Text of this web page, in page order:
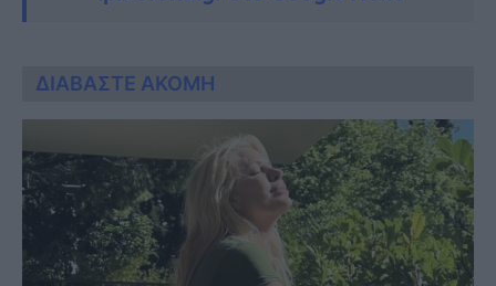
ΔΙΑΒΑΣΤΕ ΑΚΟΜΗ